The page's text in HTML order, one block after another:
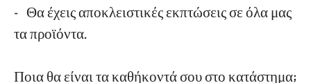
- Θα έχεις αποκλειστικές εκπτώσεις σε όλα μας
τα προϊόντα.
Ποια θα είναι τα καθήκοντά σου στο κατάστημα;